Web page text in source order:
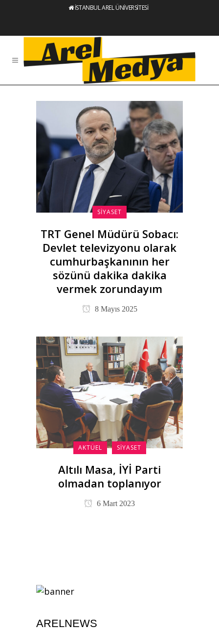
İSTANBUL AREL ÜNİVERSİTESİ
SIYASET
TRT Genel Müdürü Sobacı:
Devlet televizyonu olarak
cumhurbaşkanının her
sözünü dakika dakika
vermek zorundayım
8 Mayıs 2025
AKTÜEL SIYASET
Altılı Masa, İYİ Parti
olmadan toplanıyor
6 Mart 2023
ARELNEWS